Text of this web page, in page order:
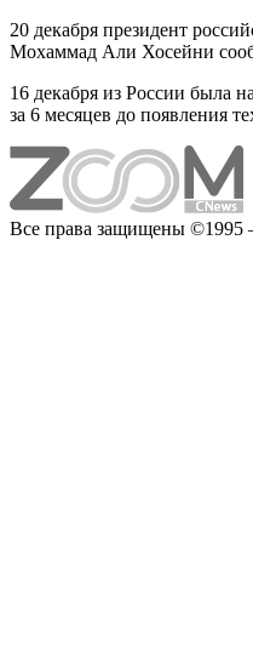
20 декабря президент
Мохаммад Али Хосейни
16 декабря из России была
за 6 месяцев до появления
Все права защищены ©1995